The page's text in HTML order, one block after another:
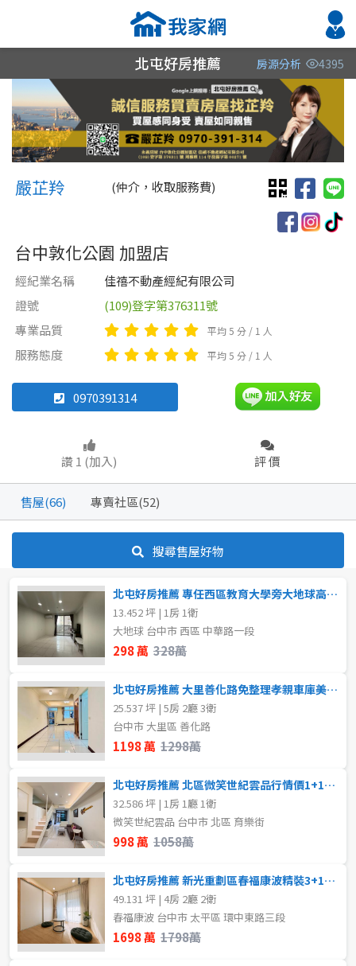
縣市
不限
桃園市
區域
不限
不拘 電梯大樓 套房
透天厝 華廈
不拘
20坪以下
20~30 坪 30~40 坪
50~60 坪
60~70 坪 70~80 坪
80坪以上
~ 坪
樓層
不拘
地下室
1樓 2樓
3樓
5~10樓 11~20樓
21樓以上
縣市
不限
區域
不限
縣市
不限
區域
不限
不拘 整層住家 獨立套房
雅房 其他住宅 頂讓
車位
20坪以下
20~30 坪 30~40 坪
40~50 坪 50~60 坪
60~70 坪 70~80 坪
80坪以上
樓層
不拘
1樓 2樓
3樓
北屯好房推薦 房源分析 4395
嚴芷羚 嚴芷羚
嚴芷羚 (仲介，收取服務費)
台中敦化公園 加盟店
經紀業名稱
佳禧不動產經紀有限公司
證號
(109)登字第376311號
專業品質
平均 5 分 / 1 人
服務態度 平均 5 分 / 1 人
0970391314
讚 1 (加入) 評 價
售屋(66) 專賣社區(52)
搜尋售屋好物
北屯好房推薦 專任西區教育大學旁大地球高樓層套房
13.452 坪 | 1房 1衛
大地球 台中市 西區 中華路一段
298 萬 328萬
北屯好房推薦 大里善化路免整理孝親車庫美稀有透天
25.537 坪 | 5房 2廳 3衛
台中市 大里區 善化路
1198 萬 1298萬
北屯好房推薦 北區微笑世紀雲品行情價1+1房大平車
32.586 坪 | 1房 1廳 1衛
微笑世紀雲品 台中市 北區 育樂街
998 萬 1058萬
北屯好房推薦 新光重劃區春福康波精裝3+1房平車露臺戶
49.131 坪 | 4房 2廳 2衛
春福康波 台中市 太平區 環中東路三段
1698 萬 1798萬